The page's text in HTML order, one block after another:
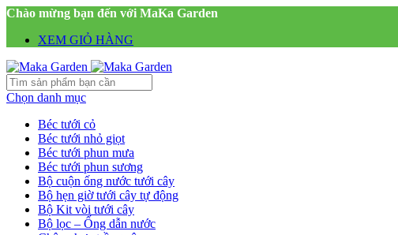
Chào mừng bạn đến với MaKa Garden
XEM GIỎ HÀNG
Chọn danh mục
Béc tưới cỏ
Béc tưới nhỏ giọt
Béc tưới phun mưa
Béc tưới phun sương
Bộ cuộn ống nước tưới cây
Bộ hẹn giờ tưới cây tự động
Bộ Kit vòi tưới cây
Bộ lọc – Ống dẫn nước